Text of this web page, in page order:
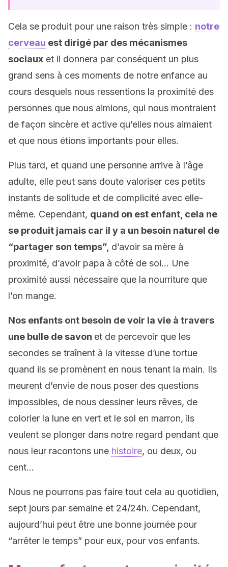
Cela se produit pour une raison très simple : notre
cerveau est dirigé par des mécanismes
sociaux et il donnera par conséquent un plus
grand sens à ces moments de notre enfance au
cours desquels nous ressentions la proximité des
personnes que nous aimions, qui nous montraient
de façon sincère et active qu’elles nous aimaient
et que nous étions importants pour elles.
Plus tard, et quand une personne arrive à l’âge
adulte, elle peut sans doute valoriser ces petits
instants de solitude et de complicité avec elle-
même. Cependant, quand on est enfant, cela ne
se produit jamais car il y a un besoin naturel de
“partager son temps”, d’avoir sa mère à
proximité, d’avoir papa à côté de soi… Une
proximité aussi nécessaire que la nourriture que
l’on mange.
Nos enfants ont besoin de voir la vie à travers
une bulle de savon et de percevoir que les
secondes se traînent à la vitesse d’une tortue
quand ils se promènent en nous tenant la main. Ils
meurent d’envie de nous poser des questions
impossibles, de nous dessiner leurs rêves, de
colorier la lune en vert et le sol en marron, ils
veulent se plonger dans notre regard pendant que
nous leur racontons une histoire, ou deux, ou
cent…
Nous ne pourrons pas faire tout cela au quotidien,
sept jours par semaine et 24/24h. Cependant,
aujourd’hui peut être une bonne journée pour
“arrêter le temps” pour eux, pour vos enfants.